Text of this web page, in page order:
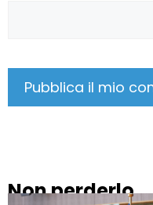
Non perderlo